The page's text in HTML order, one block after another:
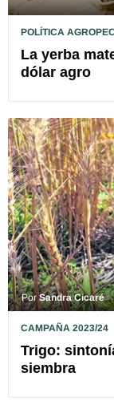
POLÍTICA
La yerba
dólar agro
PorSandra Cicaré
CAMPAÑA 2023/24
Trigo:
siembra